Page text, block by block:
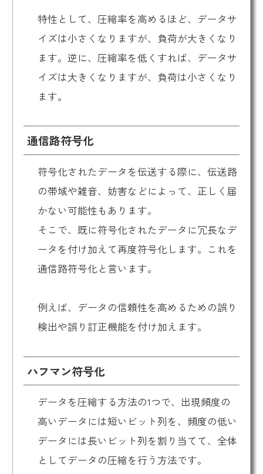
特性として、圧縮率を高めるほど、データサ
イズは小さくなりますが、負荷が大きくなり
ます。逆に、圧縮率を低くすれば、データサ
イズは大きくなりますが、負荷は小さくなり
ます。
通信路符号化
符号化されたデータを伝送する際に、伝送路
の帯域や雑音、妨害などによって、正しく届
かない可能性もあります。
そこで、既に符号化されたデータに冗長なデ
ータを付け加えて再度符号化します。これを
通信路符号化と言います。
例えば、データの信頼性を高めるための誤り
検出や誤り訂正機能を付け加えます。
ハフマン符号化
データを圧縮する方法の1つで、出現頻度の
高いデータには短いビット列を、頻度の低い
データには長いビット列を割り当てて、全体
としてデータの圧縮を行う方法です。